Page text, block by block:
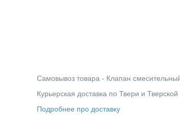
Cамовывоз товара - Клапан
Курьерская доставка по Твери и
Подробнее про доставку